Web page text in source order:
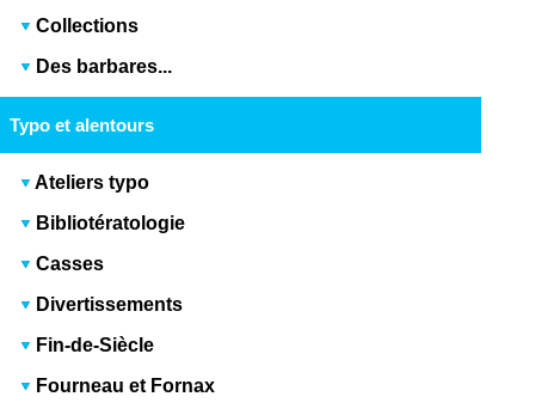
Collections
Des barbares...
Typo et alentours
Ateliers typo
Bibliotératologie
Casses
Divertissements
Fin-de-Siècle
Fourneau et Fornax